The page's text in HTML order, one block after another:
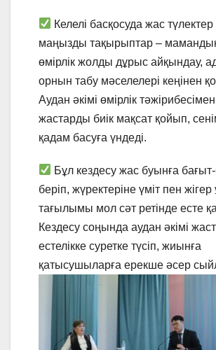
Келелі басқосуда жас
маңызды тақырыптар –
өмірлік жолды дұрыс айқындау,
орнын табу мәселелері кеңінен
Аудан әкімі өмірлік тәжірибесімен
жастарды биік мақсат қойып,
қадам басуға үндеді.
Бұл кездесу жас буынға
беріп, жүректеріне үміт пен жігер
тағылымы мол сәт ретінде есте
Кездесу соңында аудан әкімі
естелікке суретке түсіп, жиынға
қатысушыларға ерекше әсер